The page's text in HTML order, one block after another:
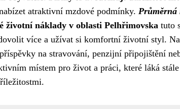
atraktivní mzdové podmínky. Průměrná
životní náklady v oblasti Pelhřimovska tuto
více a užívat si komfortní životní styl.
na stravování, penzijní připojištění
místem pro život a práci, které láká